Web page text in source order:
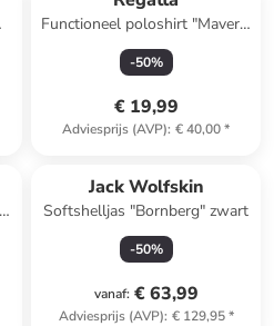
Functioneel poloshirt "Maverik
Stretch" blauw
-50%
€ 19,99
Adviesprijs (AVP): € 40,00*
Jack Wolfskin
Softshelljas "Bornberg" zwart
-50%
vanaf: € 63,99
Adviesprijs (AVP): € 129,95*